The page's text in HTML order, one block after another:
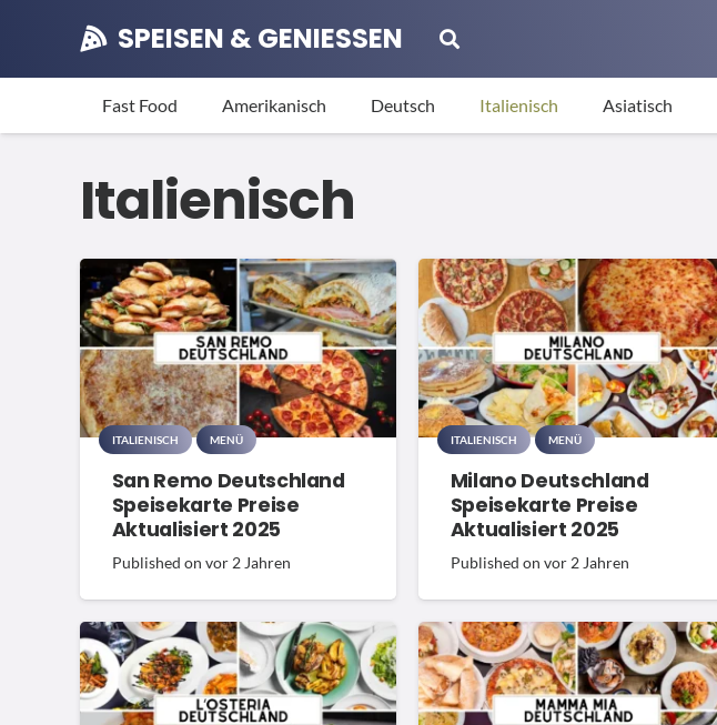
SPEISEN & GENIESSEN
Fast Food Amerikanisch Deutsch Italienisch Asiatisch
Italienisch
ITALIENISCH MENÜ
San Remo Deutschland
Speisekarte Preise
Aktualisiert 2025
Published on vor 2 Jahren
ITALIENISCH MENÜ
Milano Deutschland
Speisekarte Preise
Aktualisiert 2025
Published on vor 2 Jahren